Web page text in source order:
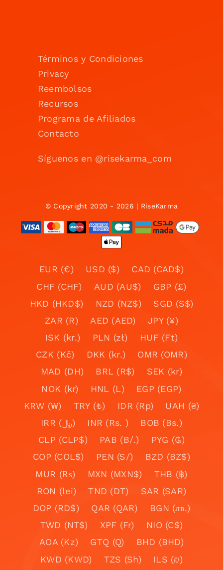
Términos y Condiciones
Privacy
Reembolsos
Recursos
Programa de Afiliados
Contacto
Síguenos en @risekarma_com
© Copyright 2020 - 2026 | RiseKarma
EUR (€) USD ($)
CAD (CAD$)
CHF (CHF)
AUD (AU$)
GBP (£)
HKD (HKD$)
NZD (NZ$)
SGD (S$)
ZAR (R)
AED (AED)
JPY (¥)
ISK (kr.)
PLN (zł)
HUF (Ft)
CZK (Kč)
DKK (kr.)
OMR (OMR)
MAD (DH)
BRL (R$)
SEK (kr)
NOK (kr)
HNL (L)
EGP (EGP)
KRW (₩)
TRY (₺) IDR (Rp)
UAH (₴)
IRR (﷼)
INR (Rs. )
BOB (Bs.)
CLP (CLP$)
PAB (B/.)
PYG (₲)
COP (COL$)
PEN (S/)
BZD (BZ$)
MUR (₨)
MXN (MXN$)
THB (฿)
RON (lei)
TND (DT)
SAR (SAR)
DOP (RD$)
QAR (QAR)
BGN (лв.)
TWD (NT$)
XPF (Fr)
NIO (C$)
AOA (Kz)
GTQ (Q)
BHD (BHD)
KWD (KWD)
TZS (Sh)
ILS (₪)